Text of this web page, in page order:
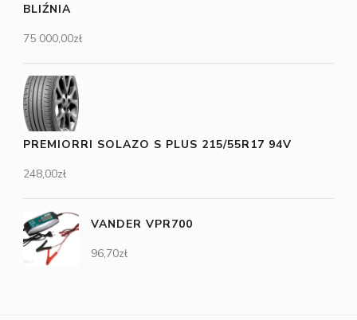
BLIŹNIA
75 000,00zł
PREMIORRI SOLAZO S PLUS 215/55R17 94V
248,00zł
VANDER VPR700
96,70zł